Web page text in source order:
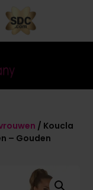
/ Koucla
– Gouden